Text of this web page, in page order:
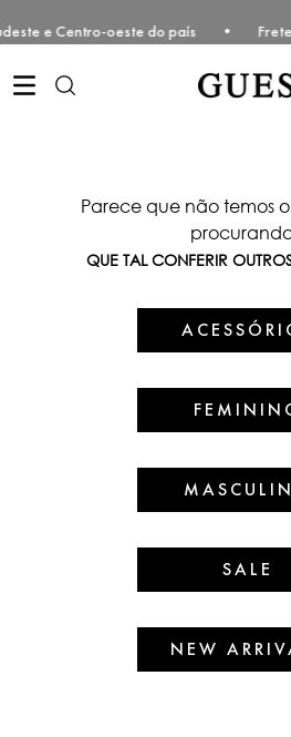
Sudeste e Centro-oeste do país •
Parece que não temos
QUE TAL CONFERIR
SALE
NEW